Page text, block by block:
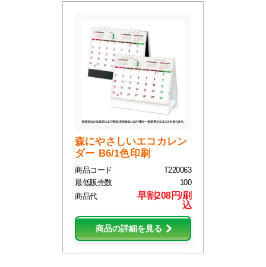
森にやさしいエコカレン
ダー B6/1色印刷
商品コード
T220063
最低販売数
100
商品代
早割208円/刷
込
商品の詳細を見る